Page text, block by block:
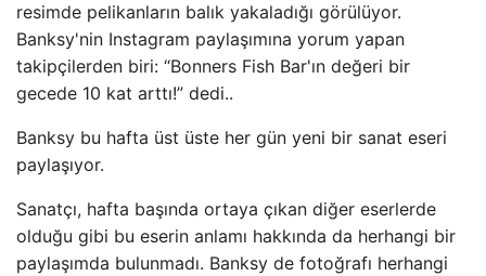
resimde pelikanların balık yakaladığı görülüyor.
Banksy'nin Instagram paylaşımına yorum yapan
takipçilerden biri: “Bonners Fish Bar'ın değeri bir
gecede 10 kat arttı!” dedi..
Banksy bu hafta üst üste her gün yeni bir sanat eseri
paylaşıyor.
Sanatçı, hafta başında ortaya çıkan diğer eserlerde
olduğu gibi bu eserin anlamı hakkında da herhangi bir
paylaşımda bulunmadı. Banksy de fotoğrafı herhangi